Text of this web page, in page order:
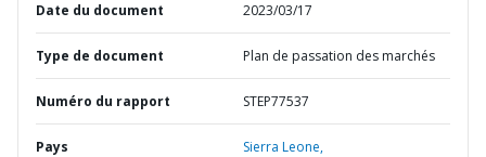
Date du document 2023/03/17
Type de document Plan de passation des marchés
Numéro du rapport STEP77537
Pays Sierra Leone,